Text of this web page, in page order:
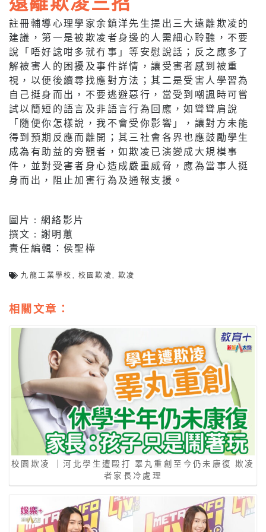
註冊輔導心理學家余鎮洋先生提出三大遠離欺凌的
建議，第一是被欺凌者身邊的人需細心聆聽，不要
說「唔好諗咁多就冇事」等安慰說話；反之應多了
解被害人的困擾及事件詳情，讓受害者感到被重
視，以便後續尋找應對方法；其二是受害人學習為
自己挺身而出，不要逃避惡行，當受到嘲諷時可嘗
試以簡短的語言及非語言行為回應，如聳聳肩說
「隨便你怎樣說，我不會受你影響」，讓對方未能
得到預期反應而離開；其三社會各界也應鼓勵學生
成為有助益的旁觀者，如欺凌已演變成大規模事
件，並對受害者身心造成嚴重威脅，應為當事人挺
身而出，阻止加害行為及通報支援。
圖片 : 網絡影片
撰文 : 謝明蕙
責任編輯：侯聖樺
九龍工業學校 , 校園欺凌,欺凌
相關文章：
校園欺凌 ｜河北學生遭毆打 睪丸重創至今仍未康復 欺凌
者家長冷處理